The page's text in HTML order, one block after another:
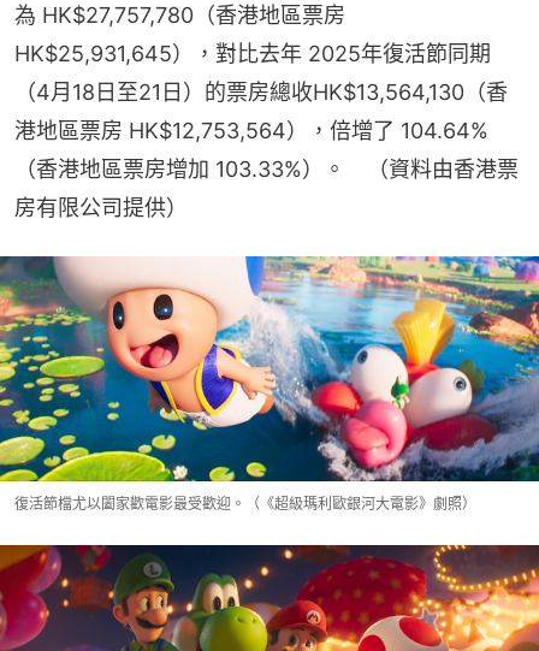
為 HK$27,757,780（香港地區票房
HK$25,931,645），對比去年 2025年復活節同期
（4月18日至21日）的票房總收HK$13,564,130（香
港地區票房 HK$12,753,564），倍增了 104.64%
（香港地區票房增加 103.33%）。　（資料由香港票
房有限公司提供）
復活節檔尤以闔家歡電影最受歡迎。（《超級瑪利歐銀河大電影》劇照）